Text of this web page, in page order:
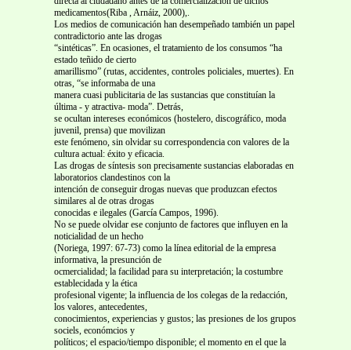
medicamentos(Riba , Arnáiz, 2000),.
Los medios de comunicación han desempeñado también un papel
contradictorio ante las drogas
“sintéticas”. En ocasiones, el tratamiento de los consumos “ha
estado teñido de cierto
amarillismo” (rutas, accidentes, controles policiales, muertes). En
otras, “se informaba de una
manera cuasi publicitaria de las sustancias que constituían la
última - y atractiva- moda”. Detrás,
se ocultan intereses económicos (hostelero, discográfico, moda
juvenil, prensa) que movilizan
este fenómeno, sin olvidar su correspondencia con valores de la
cultura actual: éxito y eficacia.
Las drogas de síntesis son precisamente sustancias elaboradas en
laboratorios clandestinos con la
intención de conseguir drogas nuevas que produzcan efectos
similares al de otras drogas
conocidas e ilegales (García Campos, 1996).
No se puede olvidar ese conjunto de factores que influyen en la
noticialidad de un hecho
(Noriega, 1997: 67-73) como la línea editorial de la empresa
informativa, la presunción de
ocmercialidad; la facilidad para su interpretación; la costumbre
establecidada y la ética
profesional vigente; la influencia de los colegas de la redacción,
los valores, antecedentes,
conocimientos, experiencias y gustos; las presiones de los grupos
sociels, económcios y
políticos; el espacio/tiempo disponible; el momento en el que la